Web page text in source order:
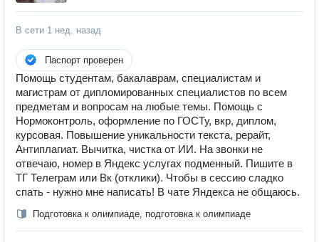
В сети 1 нед. назад
Паспорт проверен
Помощь студентам, бакалаврам, специалистам и
магистрам от дипломированных специалистов по всем
предметам и вопросам на любые темы. Помощь с
Нормоконтроль, оформление по ГОСТу, вкр, диплом,
курсовая. Повышение уникальности текста, рерайт,
Антиплагиат. Вычитка, чистка от ИИ. На звонки не
отвечаю, номер в Яндекс услугах подменный. Пишите в
ТГ Телеграм или Вк (отклики). Чтобы в сессию сладко
спать - нужно мне написать! В чате Яндекса не общаюсь.
Подготовка к олимпиаде, подготовка к олимпиаде